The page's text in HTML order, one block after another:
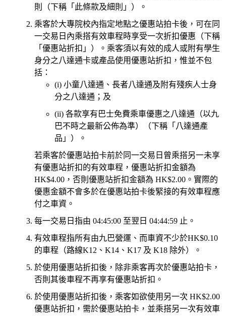
則（下稱「此條款及細則」）。
乘客於大專院校內指定地點之優惠站拍卡後，可在同
一交易日內乘搭有效車程時享受一次折扣優惠（下稱
「優惠站折扣」）。乘客須以有效的成人或附有學生
身分之八達通卡或產品使用優惠站折扣，惟並不包
括：
(i) 小童八達通、長者八達通及附有殘疾人士身
分之八達通；及
(ii) 各款享有巴士免費乘車優惠之八達通（以九
巴不時之最新公佈為準）（下稱「八達通產
品」）。
若乘客於優惠站拍卡前於同一交易日曾乘搭另一未享
有優惠站折扣的有效車程，優惠站折扣金額為
HK$4.00，否則優惠站折扣金額為 HK$2.00。實際的
優惠金額不會多於在優惠站拍卡後緊接的有效車程應
付之車資。
每一交易日指由 04:45:00 至翌日 04:44:59 止。
有效車程指所有由九巴營運、而車資不少於HK$0.10
的車程（路線K12、K14、K17 及 K18 除外）。
於使用優惠站折扣後，除非乘客再次於優惠站拍卡，
否則其後車程不再享有優惠站折扣。
於使用優惠站折扣後，乘客如欲使用另一次 HK$2.00
優惠站折扣，需於優惠站拍卡，並乘搭另一次有效車